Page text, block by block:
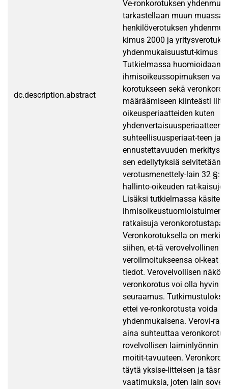
dc.description.abstract
Ve-ronkorotuksen
tarkastellaan muun muassa
henkilöverotuksen
kimus 2000 ja
yhdenmukaisuustut-kimus
Tutkielmassa huomioidaan
ihmisoikeussopimuksen
korotukseen sekä
määräämiseen kiinteästi
oikeusperiaatteiden kuten
yhdenvertaisuusperiaatteen,
suhteellisuusperiaat-teen ja
ennustettavuuden merkitys.
sen edellytyksiä selvitetään
verotusmenettely-lain 32 §:n
hallinto-oikeuden rat-
Lisäksi tutkielmassa käsitel-
ihmisoikeustuomioistuimen
ratkaisuja
Veronkorotuksella on
siihen, et-tä verovelvollinen
veroilmoitukseensa oi-keat
tiedot. Verovelvollisen näkö-
veronkorotus voi olla hyvin
seuraamus.
ettei ve-ronkorotusta voida
yhdenmukaisena. Verovi-
aina suhteuttaa
rovelvollisen laiminlyönnin
moitit-tavuuteen.
täytä yksise-litteisen ja
vaatimuksia, joten lain